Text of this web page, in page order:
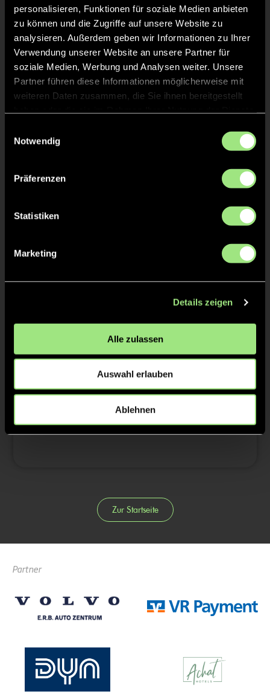
personalisieren, Funktionen für soziale Medien anbieten
zu können und die Zugriffe auf unsere Website zu
analysieren. Außerdem geben wir Informationen zu Ihrer
Verwendung unserer Website an unsere Partner für
soziale Medien, Werbung und Analysen weiter. Unsere
Partner führen diese Informationen möglicherweise mit
weiteren Daten zusammen, die Sie ihnen bereitgestellt
Notwendig
Präferenzen
Statistiken
Marketing
Details zeigen
Alle zulassen
Auswahl erlauben
Ablehnen
Staff
Britta NEUMANN
2/4
4/4
Zur Startseite
Partner